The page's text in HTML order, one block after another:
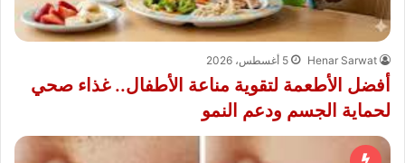
Henar Sarwat 5 أغسطس، 2026
أفضل الأطعمة لتقوية مناعة الأطفال.. غذاء صحي
لحماية الجسم ودعم النمو